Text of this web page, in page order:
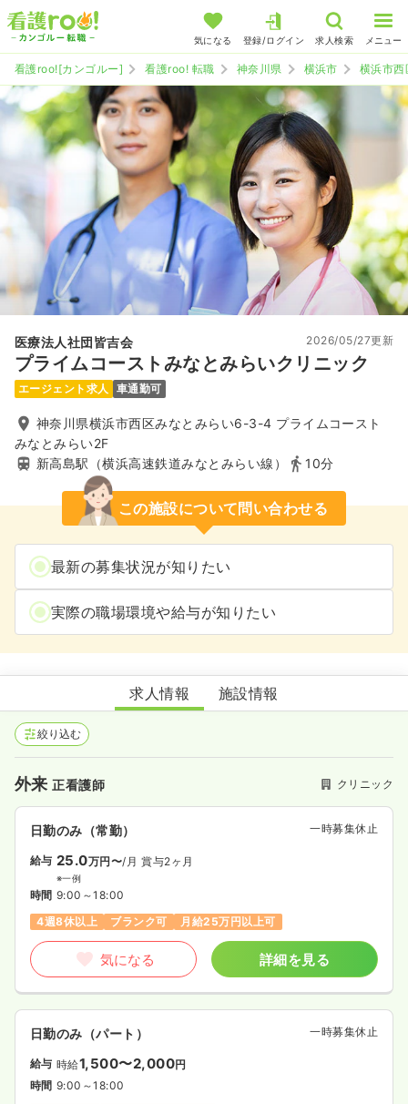
気になる 登録/ログイン 求人検索 メニュー
看護roo![カンゴルー] 看護roo! 転職 神奈川県 横浜市 横浜市西
医療法人社団皆吉会
プライムコーストみなとみらいクリニック
2026/05/27更新
エージェント求人 車通勤可
神奈川県横浜市西区みなとみらい6-3-4 プライムコースト
みなとみらい2F
新高島駅（横浜高速鉄道みなとみらい線）
10分
この施設について問い合わせる
最新の募集状況が知りたい
実際の職場環境や給与が知りたい
プライムコーストみなとみらいクリニック
求人情報 施設情報
絞り込む
外来正看護師 クリニック
日勤のみ（常勤） 一時募集休止
給与 25.0万円〜/月 賞与2ヶ月
※一例
時間 9:00～18:00
4週8休以上
ブランク可 月給25万円以上可
気になる 詳細を見る
日勤のみ（パート） 一時募集休止
給与 時給1,500〜2,000円
時間 9:00～18:00